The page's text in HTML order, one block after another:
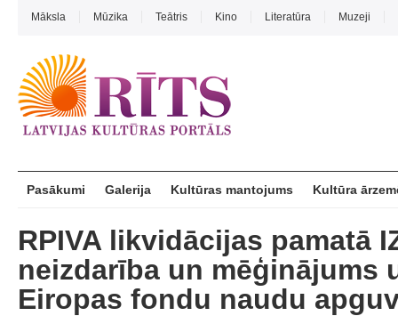
Māksla Mūzika Teātris Kino Literatūra Muzeji
Pasākumi Galerija Kultūras mantojums Kultūra
RPIVA likvidācijas pamatā
neizdarība un mēģinājums
Eiropas fondu naudu